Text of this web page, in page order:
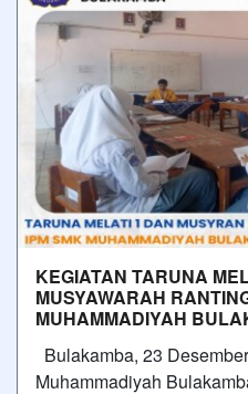
KEGIATAN TARUNA
MUSYAWARAH
MUHAMMADIYAH
Bulakamba, 23
Muhammadiyah